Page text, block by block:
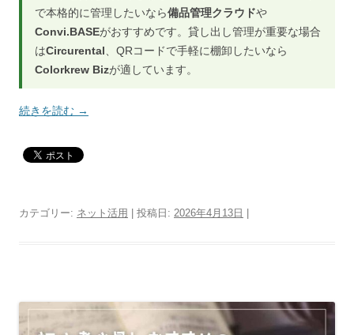
で本格的に管理したいなら備品管理クラウドや
Convi.BASEがおすすめです。貸し出し管理が重要な場合
はCircurental 、QRコードで手軽に棚卸したいなら
Colorkrew Bizが適しています。
続きを読む →
カテゴリー: ネット活用 | 投稿日: 2026年4月13日